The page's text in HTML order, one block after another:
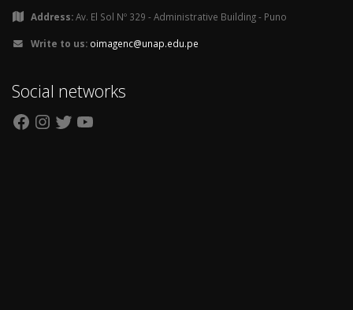
Address:Av. El Sol Nº 329 - Administrative Building - Puno
Write to us: oimagenc@unap.edu.pe
Social networks